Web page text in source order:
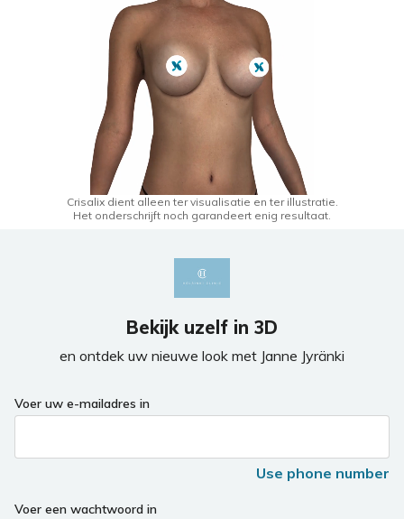
Crisalix dient alleen ter visualisatie en ter illustratie.
Het onderschrijft noch garandeert enig resultaat.
Bekijk uzelf in 3D
en ontdek uw nieuwe look met Janne Jyränki
Voer uw e-mailadres in
Use phone number
Voer een wachtwoord in